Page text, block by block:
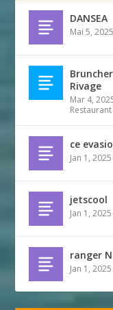
DANSEA
Mai 5, 2025
Rivage
Mar 4,
Restaurant
ce
Jan 1, 2025
jetscool
Jan 1, 2025
ranger
Jan 1, 2025